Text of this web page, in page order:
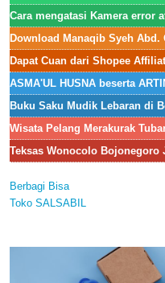
Cara mengatasi Kamera error
Download Manaqib Syeh Abd.
Dapat Cuan dari Shopee
ASMA'UL HUSNA beserta
Buku Saku Mudik Lebaran di
Wisata Pelang Merakurak
Teksas Wonocolo Bojonegoro
Berbagi Bisa
Toko SALSABIL